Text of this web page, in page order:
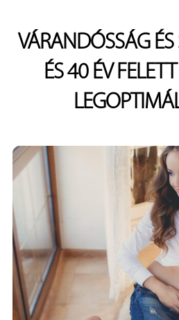
VÁRANDÓSSÁG
ÉS 40 ÉV